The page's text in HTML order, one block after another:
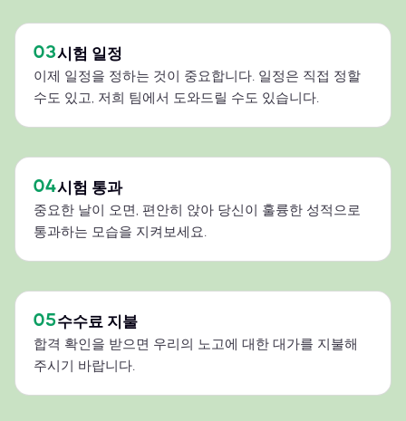
03시험 일정
이제 일정을 정하는 것이 중요합니다. 일정은 직접 정할
수도 있고, 저희 팀에서 도와드릴 수도 있습니다.
04시험 통과
중요한 날이 오면, 편안히 앉아 당신이 훌륭한 성적으로
통과하는 모습을 지켜보세요.
05수수료 지불
합격 확인을 받으면 우리의 노고에 대한 대가를 지불해
주시기 바랍니다.